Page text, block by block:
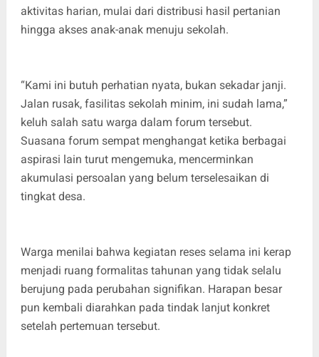
aktivitas harian, mulai dari distribusi hasil pertanian
hingga akses anak-anak menuju sekolah.
“Kami ini butuh perhatian nyata, bukan sekadar janji.
Jalan rusak, fasilitas sekolah minim, ini sudah lama,”
keluh salah satu warga dalam forum tersebut.
Suasana forum sempat menghangat ketika berbagai
aspirasi lain turut mengemuka, mencerminkan
akumulasi persoalan yang belum terselesaikan di
tingkat desa.
Warga menilai bahwa kegiatan reses selama ini kerap
menjadi ruang formalitas tahunan yang tidak selalu
berujung pada perubahan signifikan. Harapan besar
pun kembali diarahkan pada tindak lanjut konkret
setelah pertemuan tersebut.